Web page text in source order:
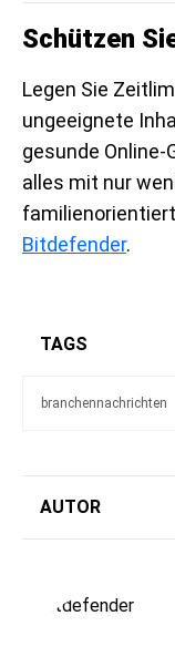
Schützen
Legen Sie
ungeeignete
gesunde
alles mit nur
Bitdefender.
TAGS
branchennachrichten
AUTOR